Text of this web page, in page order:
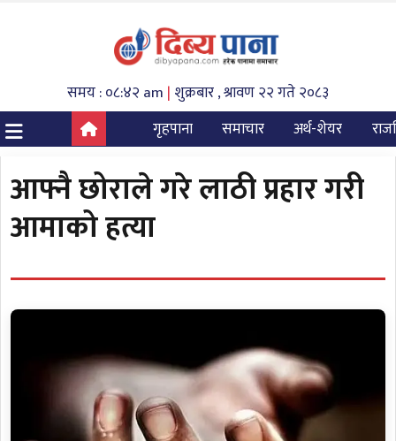
समय : ०८:४२ am | शुक्रबार , श्रावण २२ गते २०८३
गृहपाना
समाचार अर्थ-शेयर
आफ्नै छोराले गरे लाठी प्रहार गरी
आमाको हत्या